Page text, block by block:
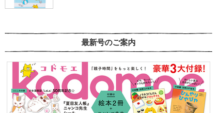
最新号のご案内